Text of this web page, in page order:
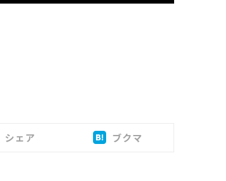
シェア ブクマ